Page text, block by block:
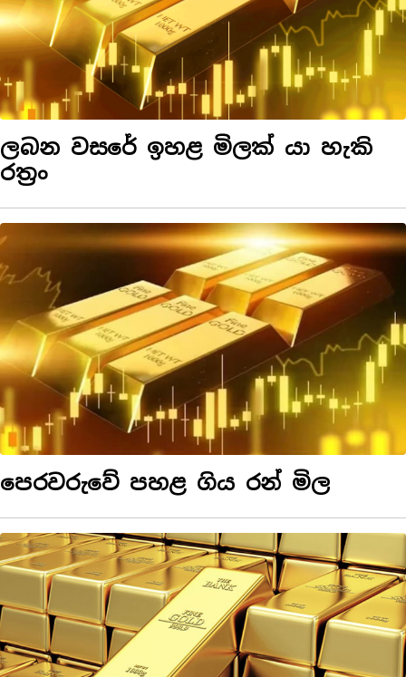
ලබන වසරේ ඉහළ මිලක් යා හැකි
රත්‍රං
පෙරවරුවේ පහළ ගිය රන් මිල